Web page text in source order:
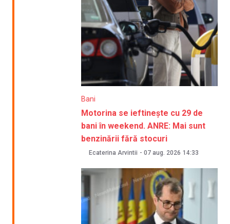
Bani
Motorina se ieftinește cu 29 de
bani în weekend. ANRE: Mai sunt
benzinării fără stocuri
Ecaterina Arvintii - 07 aug. 2026 14:33